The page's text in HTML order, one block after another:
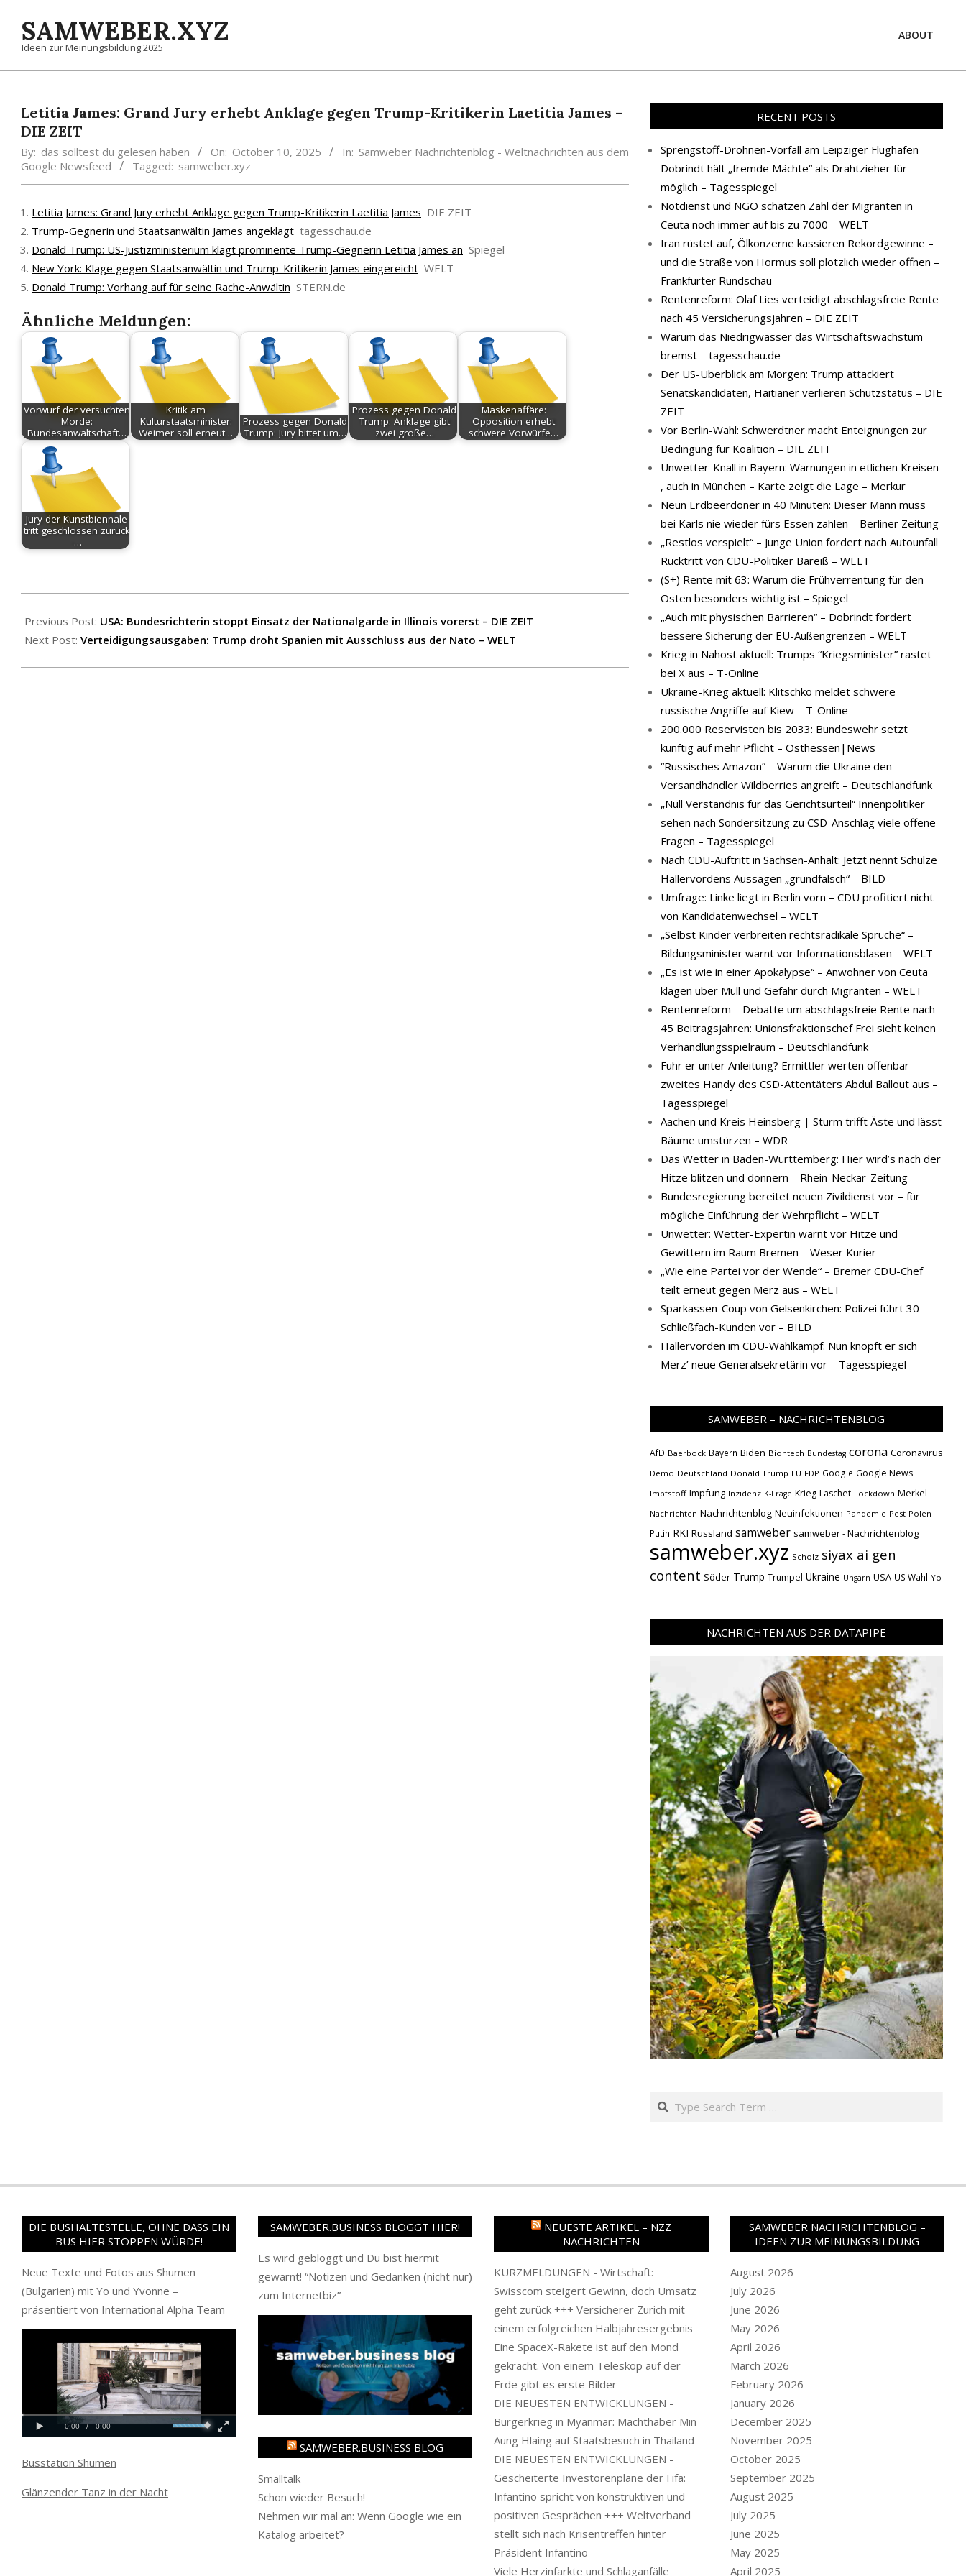
contentSAMWEBER.XYZ
Ideen zur Meinungsbildung 2025
ABOUT
Letitia James: Grand Jury erhebt Anklage gegen Trump-Kritikerin Laetitia James –
DIE ZEIT
By: das solltest du gelesen haben On: October 10, 2025 In: Samweber Nachrichtenblog - Weltnachrichten aus dem
Google Newsfeed
Tagged: samweber.xyz
Letitia James: Grand Jury erhebt Anklage gegen Trump-Kritikerin Laetitia James DIE ZEIT
Trump-Gegnerin und Staatsanwältin James angeklagt tagesschau.de
Donald Trump: US-Justizministerium klagt prominente Trump-Gegnerin Letitia James an Spiegel
New York: Klage gegen Staatsanwältin und Trump-Kritikerin James eingereicht WELT
Donald Trump: Vorhang auf für seine Rache-Anwältin STERN.de
Ähnliche Meldungen:
Vorwurf der versuchten
Morde:
Bundesanwaltschaft…
Kritik am
Kulturstaatsminister:
Weimer soll erneut…
Prozess gegen Donald
Trump: Jury bittet um…
Prozess gegen Donald
Trump: Anklage gibt
zwei große…
Maskenaffäre:
Opposition erhebt
schwere Vorwürfe…
Jury der Kunstbiennale
tritt geschlossen zurück
-…
10-
10
Previous Post: USA: Bundesrichterin stoppt Einsatz der Nationalgarde in Illinois vorerst – DIE ZEIT
Next Post: Verteidigungsausgaben: Trump droht Spanien mit Ausschluss aus der Nato – WELT
RECENT POSTS
Sprengstoff-Drohnen-Vorfall am Leipziger Flughafen
Dobrindt hält „fremde Mächte“ als Drahtzieher für
möglich – Tagesspiegel
Notdienst und NGO schätzen Zahl der Migranten in
Ceuta noch immer auf bis zu 7000 – WELT
Iran rüstet auf, Ölkonzerne kassieren Rekordgewinne –
und die Straße von Hormus soll plötzlich wieder öffnen –
Frankfurter Rundschau
Rentenreform: Olaf Lies verteidigt abschlagsfreie Rente
nach 45 Versicherungsjahren – DIE ZEIT
Warum das Niedrigwasser das Wirtschaftswachstum
bremst – tagesschau.de
Der US-Überblick am Morgen: Trump attackiert
Senatskandidaten, Haitianer verlieren Schutzstatus – DIE
ZEIT
Vor Berlin-Wahl: Schwerdtner macht Enteignungen zur
Bedingung für Koalition – DIE ZEIT
Unwetter-Knall in Bayern: Warnungen in etlichen Kreisen
, auch in München – Karte zeigt die Lage – Merkur
Neun Erdbeerdöner in 40 Minuten: Dieser Mann muss
bei Karls nie wieder fürs Essen zahlen – Berliner Zeitung
„Restlos verspielt“ – Junge Union fordert nach Autounfall
Rücktritt von CDU-Politiker Bareiß – WELT
(S+) Rente mit 63: Warum die Frühverrentung für den
Osten besonders wichtig ist – Spiegel
„Auch mit physischen Barrieren“ – Dobrindt fordert
bessere Sicherung der EU-Außengrenzen – WELT
Krieg in Nahost aktuell: Trumps “Kriegsminister” rastet
bei X aus – T-Online
Ukraine-Krieg aktuell: Klitschko meldet schwere
russische Angriffe auf Kiew – T-Online
200.000 Reservisten bis 2033: Bundeswehr setzt
künftig auf mehr Pflicht – Osthessen|News
“Russisches Amazon” – Warum die Ukraine den
Versandhändler Wildberries angreift – Deutschlandfunk
„Null Verständnis für das Gerichtsurteil“ Innenpolitiker
sehen nach Sondersitzung zu CSD-Anschlag viele offene
Fragen – Tagesspiegel
Nach CDU-Auftritt in Sachsen-Anhalt: Jetzt nennt Schulze
Hallervordens Aussagen „grundfalsch“ – BILD
Umfrage: Linke liegt in Berlin vorn – CDU profitiert nicht
von Kandidatenwechsel – WELT
„Selbst Kinder verbreiten rechtsradikale Sprüche“ –
Bildungsminister warnt vor Informationsblasen – WELT
„Es ist wie in einer Apokalypse“ – Anwohner von Ceuta
klagen über Müll und Gefahr durch Migranten – WELT
Rentenreform – Debatte um abschlagsfreie Rente nach
45 Beitragsjahren: Unionsfraktionschef Frei sieht keinen
Verhandlungsspielraum – Deutschlandfunk
Fuhr er unter Anleitung? Ermittler werten offenbar
zweites Handy des CSD-Attentäters Abdul Ballout aus –
Tagesspiegel
Aachen und Kreis Heinsberg | Sturm trifft Äste und lässt
Bäume umstürzen – WDR
Das Wetter in Baden-Württemberg: Hier wird’s nach der
Hitze blitzen und donnern – Rhein-Neckar-Zeitung
Bundesregierung bereitet neuen Zivildienst vor – für
mögliche Einführung der Wehrpflicht – WELT
Unwetter: Wetter-Expertin warnt vor Hitze und
Gewittern im Raum Bremen – Weser Kurier
„Wie eine Partei vor der Wende“ – Bremer CDU-Chef
teilt erneut gegen Merz aus – WELT
Sparkassen-Coup von Gelsenkirchen: Polizei führt 30
Schließfach-Kunden vor – BILD
Hallervorden im CDU-Wahlkampf: Nun knöpft er sich
Merz’ neue Generalsekretärin vor – Tagesspiegel
SAMWEBER – NACHRICHTENBLOG
AfD Baerbock Bayern Biden Biontech Bundestag corona Coronavirus
Demo Deutschland Donald Trump EU FDP Google Google News
Impfstoff Impfung Inzidenz K-Frage Krieg Laschet Lockdown Merkel
Nachrichten Nachrichtenblog Neuinfektionen Pandemie Pest Polen
Putin RKI Russland samweber samweber - Nachrichtenblog
samweber.xyz Scholz siyax ai gen
content Söder Trump Trumpel Ukraine Ungarn USA US Wahl Yo
NACHRICHTEN AUS DER DATAPIPE
Search
DIE BUSHALTESTELLE, OHNE DASS EIN
BUS HIER STOPPEN WÜRDE!
Neue Texte und Fotos aus Shumen
(Bulgarien) mit Yo und Yvonne –
präsentiert von International Alpha Team
Busstation Shumen
Glänzender Tanz in der Nacht
SAMWEBER.BUSINESS BLOGGT HIER!
Es wird gebloggt und Du bist hiermit
gewarnt! “Notizen und Gedanken (nicht nur)
zum Internetbiz”
SAMWEBER.BUSINESS BLOG
Smalltalk
Schon wieder Besuch!
Nehmen wir mal an: Wenn Google wie ein
Katalog arbeitet?
NEUESTE ARTIKEL – NZZ
NACHRICHTEN
KURZMELDUNGEN - Wirtschaft:
Swisscom steigert Gewinn, doch Umsatz
geht zurück +++ Versicherer Zurich mit
einem erfolgreichen Halbjahresergebnis
Eine SpaceX-Rakete ist auf den Mond
gekracht. Von einem Teleskop auf der
Erde gibt es erste Bilder
DIE NEUESTEN ENTWICKLUNGEN -
Bürgerkrieg in Myanmar: Machthaber Min
Aung Hlaing auf Staatsbesuch in Thailand
DIE NEUESTEN ENTWICKLUNGEN -
Gescheiterte Investorenpläne der Fifa:
Infantino spricht von konstruktiven und
positiven Gesprächen +++ Weltverband
stellt sich nach Krisentreffen hinter
Präsident Infantino
Viele Herzinfarkte und Schlaganfälle
SAMWEBER NACHRICHTENBLOG –
IDEEN ZUR MEINUNGSBILDUNG
August 2026
July 2026
June 2026
May 2026
April 2026
March 2026
February 2026
January 2026
December 2025
November 2025
October 2025
September 2025
August 2025
July 2025
June 2025
May 2025
April 2025